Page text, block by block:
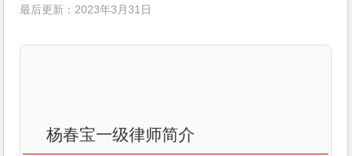
最后更新：2023年3月31日
杨春宝一级律师简介